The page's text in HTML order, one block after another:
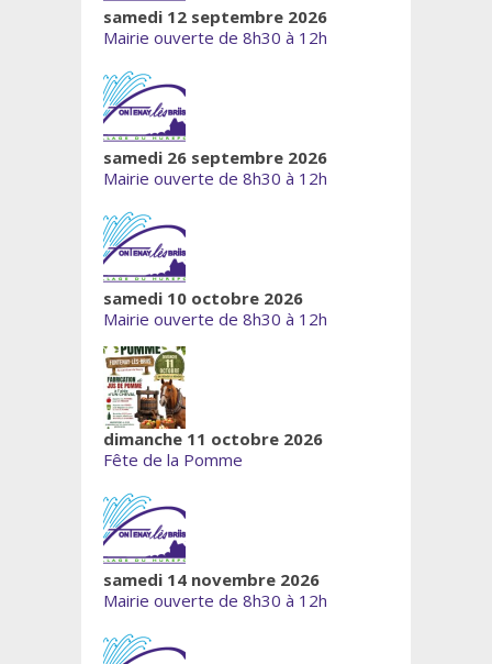
samedi 12 septembre 2026
Mairie ouverte de 8h30 à 12h
samedi 26 septembre 2026
Mairie ouverte de 8h30 à 12h
samedi 10 octobre 2026
Mairie ouverte de 8h30 à 12h
dimanche 11 octobre 2026
Fête de la Pomme
samedi 14 novembre 2026
Mairie ouverte de 8h30 à 12h